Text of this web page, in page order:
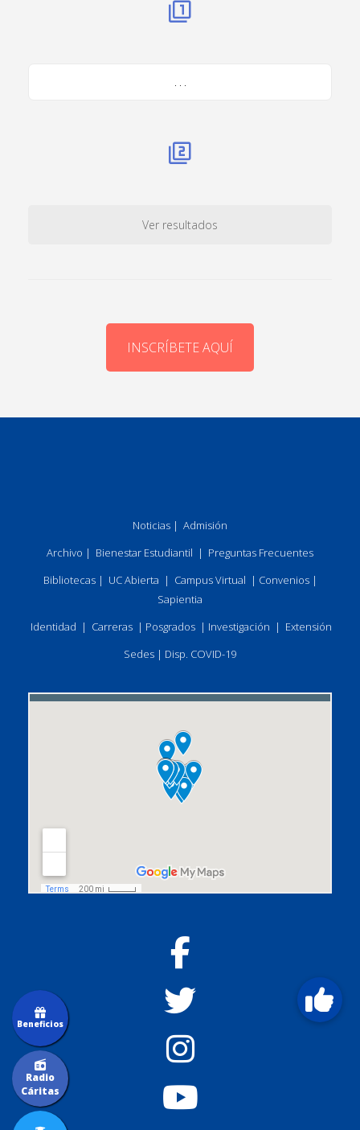
Ver resultados
INSCRÍBETE AQUÍ
Noticias | Admisión
Archivo | Bienestar Estudiantil | Preguntas Frecuentes
Bibliotecas| UC Abierta | Campus Virtual | Convenios|
Sapientia
Identidad | Carreras | Posgrados | Investigación | Extensión
Sedes | Disp. COVID-19
Radio
Cáritas
Beneficios